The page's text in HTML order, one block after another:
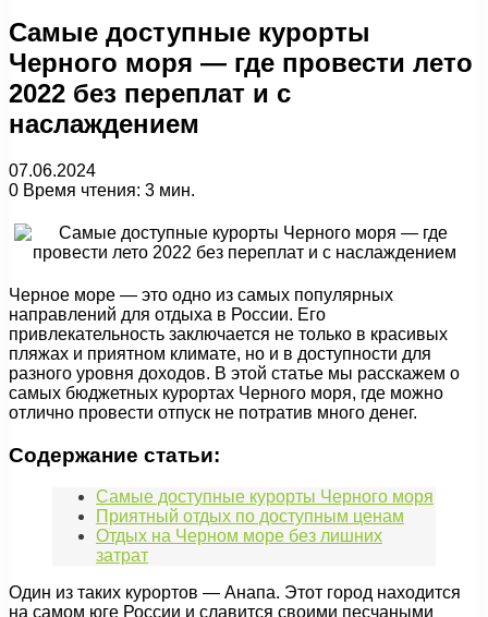
Самые доступные курорты
Черного моря — где провести лето
2022 без переплат и с
наслаждением
07.06.2024
0 Время чтения: 3 мин.
Черное море — это одно из самых популярных
направлений для отдыха в России. Его
привлекательность заключается не только в красивых
пляжах и приятном климате, но и в доступности для
разного уровня доходов. В этой статье мы расскажем о
самых бюджетных курортах Черного моря, где можно
отлично провести отпуск не потратив много денег.
Содержание статьи:
Самые доступные курорты Черного моря
Приятный отдых по доступным ценам
Отдых на Черном море без лишних
затрат
Один из таких курортов — Анапа. Этот город находится
на самом юге России и славится своими песчаными